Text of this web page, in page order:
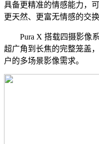
具备更精准的情感能力，
更天然、更富无情感的交换
Pura X 搭载四摄影像系
超广角到长焦的完整笼盖
户的多场景影像需求。